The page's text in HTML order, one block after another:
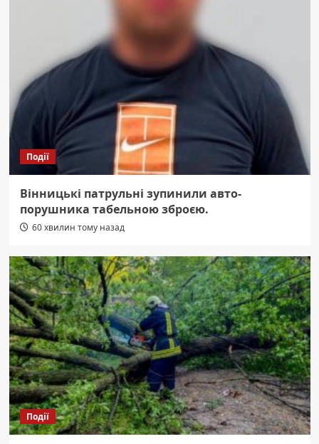
Події
Вінницькі патрульні зупинили авто-
порушника табельною зброєю.
60 хвилин тому назад
Події